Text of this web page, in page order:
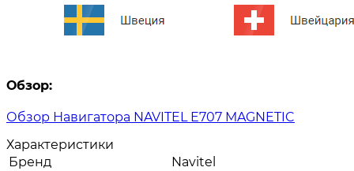
Обзор:
Обзор Навигатора NAVITEL E707 MAGNETIC
Характеристики
Бренд
Navitel